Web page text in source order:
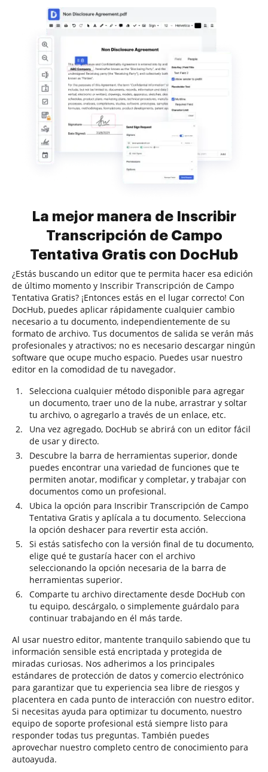
La mejor manera de Inscribir
Transcripción de Campo
Tentativa Gratis con DocHub
¿Estás buscando un editor que te permita hacer esa edición
de último momento y Inscribir Transcripción de Campo
Tentativa Gratis? ¡Entonces estás en el lugar correcto! Con
DocHub, puedes aplicar rápidamente cualquier cambio
necesario a tu documento, independientemente de su
formato de archivo. Tus documentos de salida se verán más
profesionales y atractivos; no es necesario descargar ningún
software que ocupe mucho espacio. Puedes usar nuestro
editor en la comodidad de tu navegador.
Selecciona cualquier método disponible para agregar
un documento, traer uno de la nube, arrastrar y soltar
tu archivo, o agregarlo a través de un enlace, etc.
Una vez agregado, DocHub se abrirá con un editor fácil
de usar y directo.
Descubre la barra de herramientas superior, donde
puedes encontrar una variedad de funciones que te
permiten anotar, modificar y completar, y trabajar con
documentos como un profesional.
Ubica la opción para Inscribir Transcripción de Campo
Tentativa Gratis y aplícala a tu documento. Selecciona
la opción deshacer para revertir esta acción.
Si estás satisfecho con la versión final de tu documento,
elige qué te gustaría hacer con el archivo
seleccionando la opción necesaria de la barra de
herramientas superior.
Comparte tu archivo directamente desde DocHub con
tu equipo, descárgalo, o simplemente guárdalo para
continuar trabajando en él más tarde.
Al usar nuestro editor, mantente tranquilo sabiendo que tu
información sensible está encriptada y protegida de
miradas curiosas. Nos adherimos a los principales
estándares de protección de datos y comercio electrónico
para garantizar que tu experiencia sea libre de riesgos y
placentera en cada punto de interacción con nuestro editor.
Si necesitas ayuda para optimizar tu documento, nuestro
equipo de soporte profesional está siempre listo para
responder todas tus preguntas. También puedes
aprovechar nuestro completo centro de conocimiento para
autoayuda.